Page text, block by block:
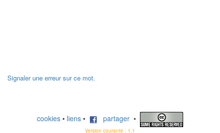
Signaler une erreur sur ce mot.
cookies • liens • partager •
Version courante : 1.1